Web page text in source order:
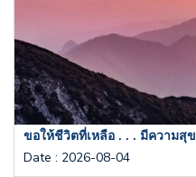
ขอให้ชีวิตที่เหลือ . . . มีความสุข
Date : 2026-08-04